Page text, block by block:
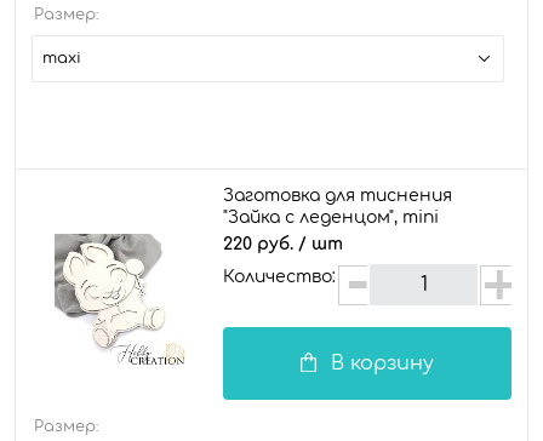
Размер:
maxi
Заготовка для тиснения
"Зайка с леденцом", mini
220 руб. / шт
Количество:
В корзину
Размер: